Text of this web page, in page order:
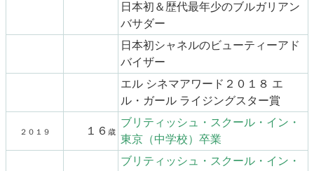
日本初＆歴代最年少のブルガリアン
バサダー
日本初シャネルのビューティーアド
バイザー
エル シネマアワード２０１８ エ
ル・ガール ライジングスター賞
２０１９ １６ 歳
ブリティッシュ・スクール・イン・
東京（中学校）卒業
ブリティッシュ・スクール・イン・